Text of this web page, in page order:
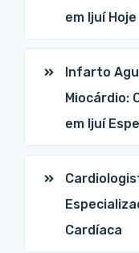
em Ijuí Hoje
Infarto
Miocárdio:
em Ijuí
Cardíaca